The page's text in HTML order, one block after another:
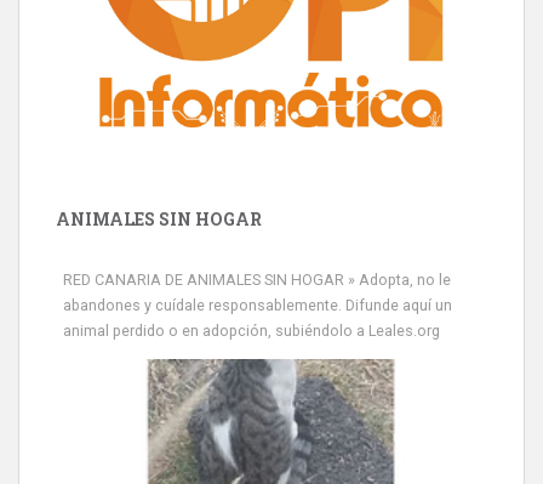
ANIMALES SIN HOGAR
RED CANARIA DE ANIMALES SIN HOGAR » Adopta, no le
abandones y cuídale responsablemente. Difunde aquí un
animal perdido o en adopción, subiéndolo a Leales.org
» Míralo en todos los navegadores y en Google Play con Leales.org
o en todas las redes sociales c...
Leales.org » Gran Canaria
9.7.2025